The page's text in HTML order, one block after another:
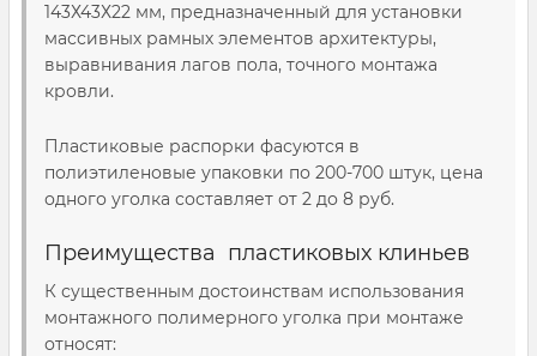
143Х43Х22 мм, предназначенный для установки
массивных рамных элементов архитектуры,
выравнивания лагов пола, точного монтажа
кровли.
Пластиковые распорки фасуются в
полиэтиленовые упаковки по 200-700 штук, цена
одного уголка составляет от 2 до 8 руб.
Преимущества пластиковых клиньев
К существенным достоинствам использования
монтажного полимерного уголка при монтаже
относят: